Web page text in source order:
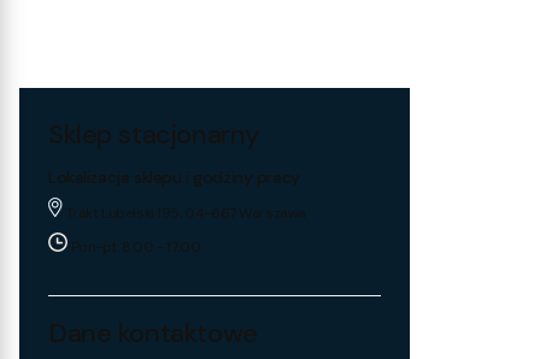
Sklep stacjonarny
Lokalizacja sklepu i godziny pracy
Trakt Lubelski 195, 04-667 Warszawa
Pon-pt: 8:00 - 17:00
Dane kontaktowe